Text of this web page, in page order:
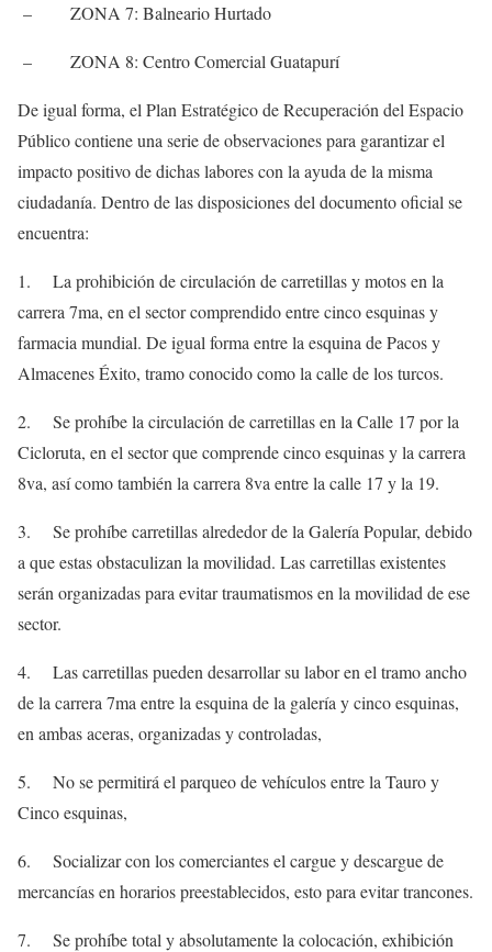
– ZONA 7: Balneario Hurtado
– ZONA 8: Centro Comercial Guatapurí
De igual forma, el Plan Estratégico de Recuperación del Espacio
Público contiene una serie de observaciones para garantizar el
impacto positivo de dichas labores con la ayuda de la misma
ciudadanía. Dentro de las disposiciones del documento oficial se
encuentra:
1. La prohibición de circulación de carretillas y motos en la
carrera 7ma, en el sector comprendido entre cinco esquinas y
farmacia mundial. De igual forma entre la esquina de Pacos y
Almacenes Éxito, tramo conocido como la calle de los turcos.
2. Se prohíbe la circulación de carretillas en la Calle 17 por la
Cicloruta, en el sector que comprende cinco esquinas y la carrera
8va, así como también la carrera 8va entre la calle 17 y la 19.
3. Se prohíbe carretillas alrededor de la Galería Popular, debido
a que estas obstaculizan la movilidad. Las carretillas existentes
serán organizadas para evitar traumatismos en la movilidad de ese
sector.
4. Las carretillas pueden desarrollar su labor en el tramo ancho
de la carrera 7ma entre la esquina de la galería y cinco esquinas,
en ambas aceras, organizadas y controladas,
5. No se permitirá el parqueo de vehículos entre la Tauro y
Cinco esquinas,
6. Socializar con los comerciantes el cargue y descargue de
mercancías en horarios preestablecidos, esto para evitar trancones.
7. Se prohíbe total y absolutamente la colocación, exhibición